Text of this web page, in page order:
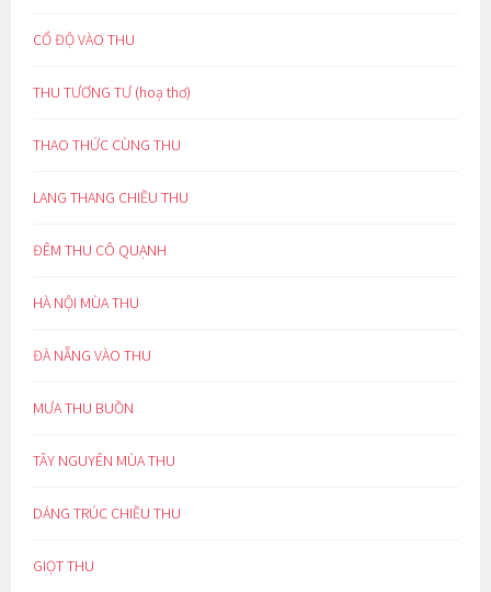
CỔ ĐỘ VÀO THU
THU TƯƠNG TƯ (hoạ thơ)
THAO THỨC CÙNG THU
LANG THANG CHIỀU THU
ĐÊM THU CÔ QUẠNH
HÀ NỘI MÙA THU
ĐÀ NẴNG VÀO THU
MƯA THU BUỒN
TÂY NGUYÊN MÙA THU
DÁNG TRÚC CHIỀU THU
GIỌT THU